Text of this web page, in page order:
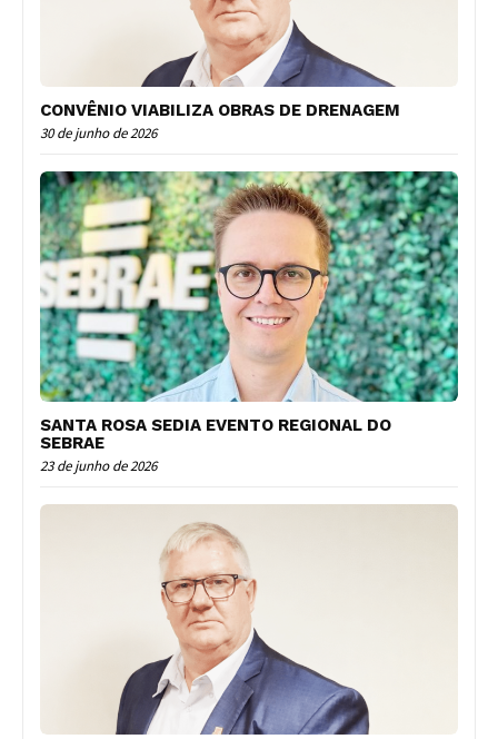
CONVÊNIO VIABILIZA OBRAS DE DRENAGEM
30 de junho de 2026
SANTA ROSA SEDIA EVENTO REGIONAL DO
SEBRAE
23 de junho de 2026